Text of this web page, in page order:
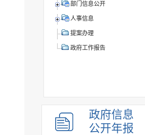
部门信息公开
人事信息
提案办理
政府工作报告
政府信息
公开年报